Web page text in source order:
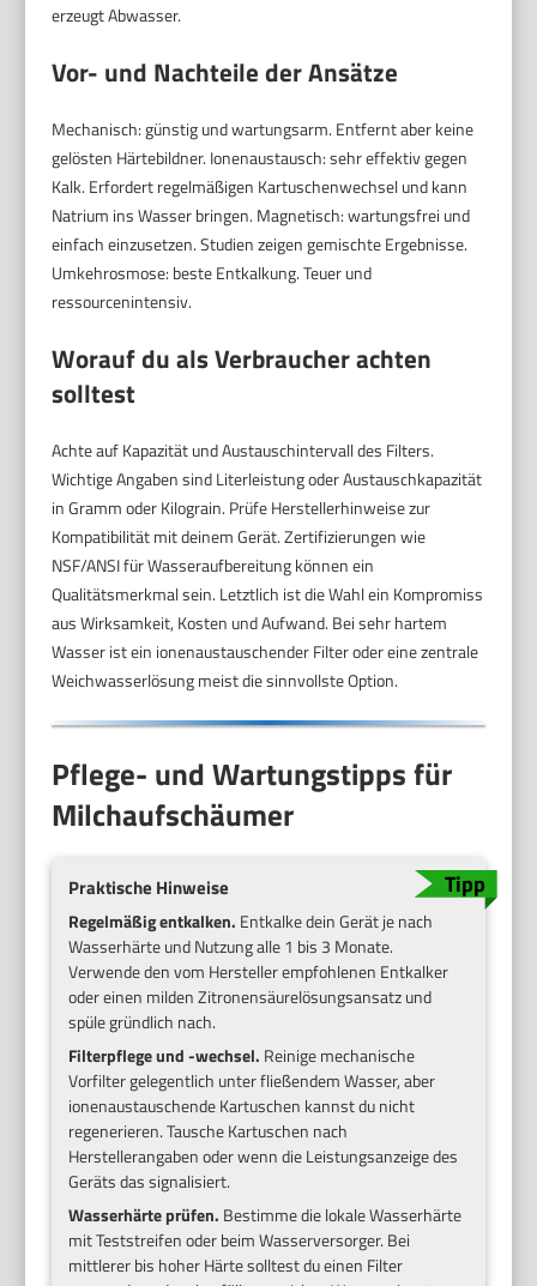
erzeugt Abwasser.
Vor- und Nachteile der Ansätze
Mechanisch: günstig und wartungsarm. Entfernt aber keine
gelösten Härtebildner. Ionenaustausch: sehr effektiv gegen
Kalk. Erfordert regelmäßigen Kartuschenwechsel und kann
Natrium ins Wasser bringen. Magnetisch: wartungsfrei und
einfach einzusetzen. Studien zeigen gemischte Ergebnisse.
Umkehrosmose: beste Entkalkung. Teuer und
ressourcenintensiv.
Worauf du als Verbraucher achten
solltest
Achte auf Kapazität und Austauschintervall des Filters.
Wichtige Angaben sind Literleistung oder Austauschkapazität
in Gramm oder Kilograin. Prüfe Herstellerhinweise zur
Kompatibilität mit deinem Gerät. Zertifizierungen wie
NSF/ANSI für Wasseraufbereitung können ein
Qualitätsmerkmal sein. Letztlich ist die Wahl ein Kompromiss
aus Wirksamkeit, Kosten und Aufwand. Bei sehr hartem
Wasser ist ein ionenaustauschender Filter oder eine zentrale
Weichwasserlösung meist die sinnvollste Option.
Pflege- und Wartungstipps für
Milchaufschäumer
Praktische Hinweise
Regelmäßig entkalken. Entkalke dein Gerät je nach
Wasserhärte und Nutzung alle 1 bis 3 Monate.
Verwende den vom Hersteller empfohlenen Entkalker
oder einen milden Zitronensäurelösungsansatz und
spüle gründlich nach.
Filterpflege und -wechsel. Reinige mechanische
Vorfilter gelegentlich unter fließendem Wasser, aber
ionenaustauschende Kartuschen kannst du nicht
regenerieren. Tausche Kartuschen nach
Herstellerangaben oder wenn die Leistungsanzeige des
Geräts das signalisiert.
Wasserhärte prüfen. Bestimme die lokale Wasserhärte
mit Teststreifen oder beim Wasserversorger. Bei
mittlerer bis hoher Härte solltest du einen Filter